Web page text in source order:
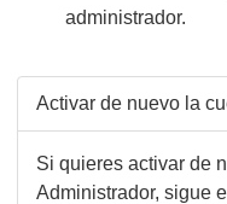
administrador.
Activar de nuevo la
Si quieres activar de
Administrador, sigue